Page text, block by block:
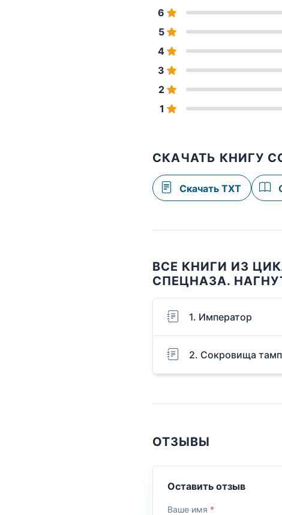
6
5
4
3
2
1
СКАЧАТЬ КНИГУ
Скачать TXT
ВСЕ КНИГИ ИЗ
СПЕЦНАЗА.
1. Император
2. Сокровища
ОТЗЫВЫ
Оставить отзыв
Ваше имя *